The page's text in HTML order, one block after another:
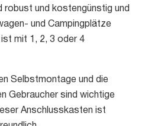
und kostengünstig und
und Campingplätze
mit 1, 2, 3 oder 4
Selbstmontage und die
Gebraucher sind wichtige
Anschlusskasten ist